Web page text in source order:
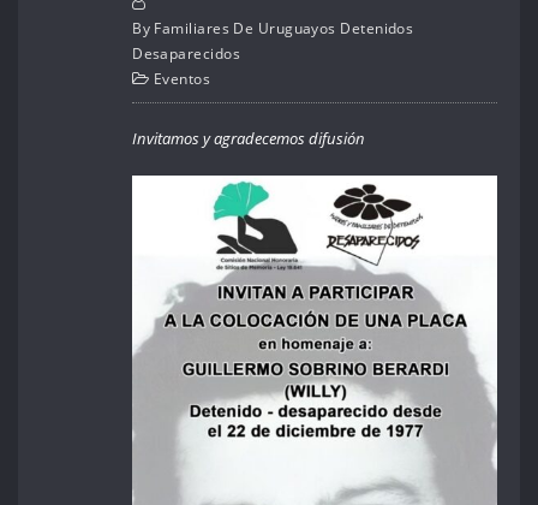
By Familiares De Uruguayos Detenidos
Desaparecidos
Eventos
Invitamos y agradecemos difusión